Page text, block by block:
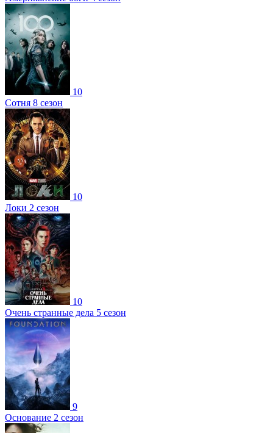
10
Сотня 8 сезон
10
Локи 2 сезон
10
Очень странные дела 5 сезон
9
Основание 2 сезон